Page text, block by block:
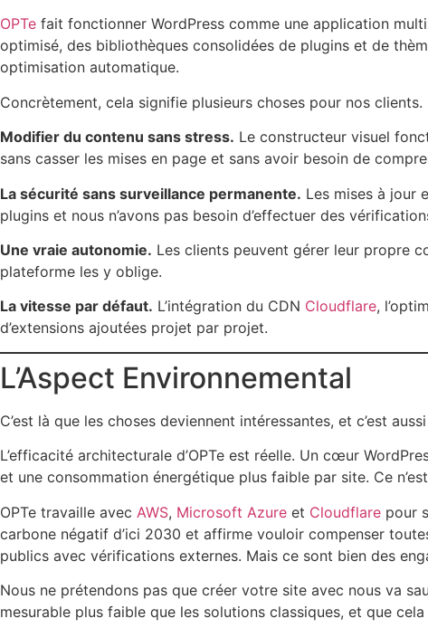
OPTe fait fonctionner WordPress comme une application
optimisé, des bibliothèques consolidées de plugins et de
optimisation automatique.
Concrètement, cela signifie plusieurs choses pour nos clients.
Modifier du contenu sans stress. Le constructeur visuel
sans casser les mises en page et sans avoir besoin de
La sécurité sans surveillance permanente. Les mises à jour
plugins et nous n’avons pas besoin d’effectuer des
Une vraie autonomie. Les clients peuvent gérer leur propre
plateforme les y oblige.
La vitesse par défaut. L’intégration du CDN Cloudflare,
d’extensions ajoutées projet par projet.
L’Aspect Environnemental
C’est là que les choses deviennent intéressantes, et c’est
L’efficacité architecturale d’OPTe est réelle. Un cœur
et une consommation énergétique plus faible par site. Ce
OPTe travaille avec AWS, Microsoft Azure et Cloudflare pour
carbone négatif d’ici 2030 et affirme vouloir compenser
publics avec vérifications externes. Mais ce sont bien des
Nous ne prétendons pas que créer votre site avec nous va
mesurable plus faible que les solutions classiques, et que